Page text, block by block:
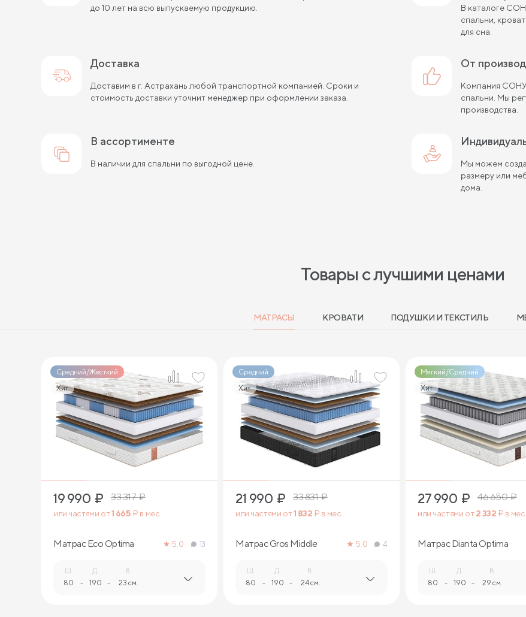
до 10 лет на всю выпускаемую продукцию.
В каталоге
спальни,
для сна.
Доставка
Доставим в г. Астрахань любой транспортной компанией. Сроки и
стоимость доставки уточнит менеджер при оформлении заказа.
от
Компания
спальни. Мы
производства.
в ассортименте
В наличии для спальни по выгодной цене.
Мы можем
размеру или
дома.
Товары с лучшими ценами
МАТРАСЫ КРОВАТИ ПОДУШКИ И ТЕКСТИЛЬ
Средний/Жесткий
Хит
1
19 990 ₽ 33 317₽
или частями от1 665 ₽ в мес.
Матрас Eco Optima 5.0 13
Ш.
80 -
Д.
190 -
В.
23 см.
Средний
Хит
2
21 990 ₽ 33 831₽
или частями от1 832 ₽ в мес.
Матрас Gros Middle 5.0 4
Ш.
80 -
Д.
190 -
В.
24 см.
Мягкий/Средний
Хит
2
27 990 ₽ 46 650₽
или частями от2 332 ₽ в мес.
Матрас Dianta Optima
Ш.
80 -
Д.
190 -
В.
29 см.